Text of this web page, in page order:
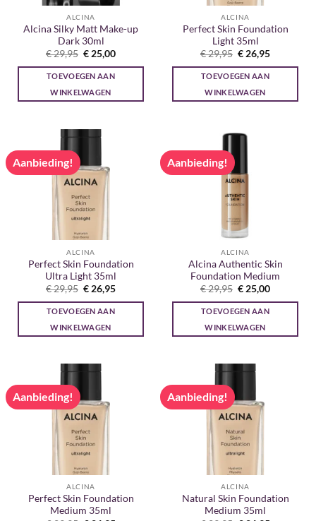
ALCINA
Alcina Silky Matt Make-up
Dark 30ml
€29,95 Oorspronkelijke
prijs
was:
€ 29,95.
€25,00Huidige
is:
TOEVOEGEN AAN
WINKELWAGEN
ALCINA
Perfect Skin Foundation
Light 35ml
€29,95 Oorspronkelijke
prijs
was:
€ 29,95.
€26,95Huidige
is:
TOEVOEGEN AAN
WINKELWAGEN
Aanbieding!
ALCINA
Perfect Skin Foundation
Ultra Light 35ml
€29,95 Oorspronkelijke
prijs
was:
€ 29,95.
€ 26,95Huidige
is:
TOEVOEGEN AAN
WINKELWAGEN
Aanbieding!
ALCINA
Alcina Authentic Skin
Foundation Medium
€29,95 Oorspronkelijke
prijs
was:
€ 29,95.
€ 25,00Huidige
is:
TOEVOEGEN AAN
WINKELWAGEN
Aanbieding!
ALCINA
Perfect Skin Foundation
Medium 35ml
Aanbieding!
ALCINA
Natural Skin Foundation
Medium 35ml